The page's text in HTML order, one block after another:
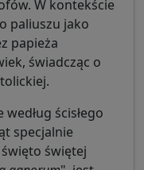
W kontekście
paliuszu jako
papieża
świadcząc o
ścisłego
specjalnie
święto świętej